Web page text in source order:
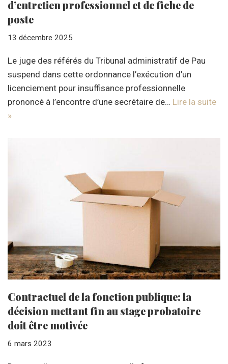
d’entretien professionnel et de fiche de
poste
13 décembre 2025
Le juge des référés du Tribunal administratif de Pau
suspend dans cette ordonnance l’exécution d’un
licenciement pour insuffisance professionnelle
prononcé à l’encontre d’une secrétaire de… Lire la suite
»
Contractuel de la fonction publique: la
décision mettant fin au stage probatoire
doit être motivée
6 mars 2023